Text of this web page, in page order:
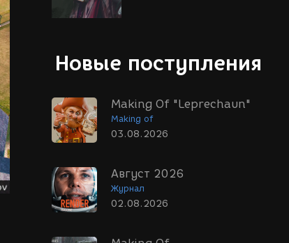
Новые поступления
Making Of "Leprechaun"
Making of
03.08.2026
Август 2026
Журнал
02.08.2026